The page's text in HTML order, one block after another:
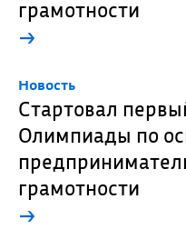
грамотности
→
Новость
Стартовал
Олимпиады по
грамотности
→